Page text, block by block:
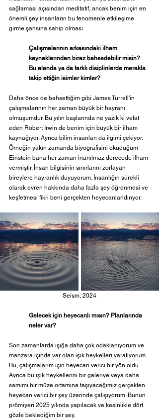
sağlaması açısından meditatif, ancak benim için en
önemli şey insanların bu fenomenle etkileşime
girme şansına sahip olması.
Çalışmalarının arkasındaki ilham
kaynaklarından biraz bahsedebilir misin?
Bu alanda ya da farklı disiplinlerde merakla
takip ettiğin isimler kimler?
Daha önce de bahsettiğim gibi James Turrell'in
çalışmalarının her zaman büyük bir hayranı
olmuşumdur. Bu yılın başlarında ne yazık ki vefat
eden Robert Irwin de benim için büyük bir ilham
kaynağıydı. Ayrıca bilim insanları da ilgimi çekiyor.
Örneğin yakın zamanda biyografisini okuduğum
Einstein bana her zaman inanılmaz derecede ilham
vermiştir. İnsan bilgisinin sınırlarını zorlayan
bireylere hayranlık duyuyorum. İnsanlığın sürekli
olarak evren hakkında daha fazla şey öğrenmesi ve
keşfetmesi fikri beni gerçekten heyecanlandırıyor.
Seism, 2024
Gelecek için heyecanlı mısın? Planlarında
neler var?
Son zamanlarda ışığa daha çok odaklanıyorum ve
manzara içinde var olan ışık heykelleri yaratıyorum.
Bu, çalışmalarım için heyecan verici bir yön oldu.
Ayrıca bu ışık heykellerini bir galeriye veya daha
samimi bir müze ortamına taşıyacağımız gerçekten
heyecan verici bir şey üzerinde çalışıyorum. Bunun
prömiyeri 2025 yılında yapılacak ve kesinlikle dört
gözle beklediğim bir şey.